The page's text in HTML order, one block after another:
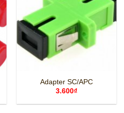
Adapter SC/APC
3.600₫